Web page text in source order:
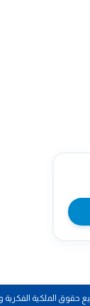
الملكية الفكرية